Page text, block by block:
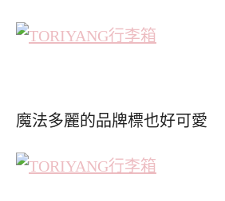
魔法多麗的品牌標也好可愛